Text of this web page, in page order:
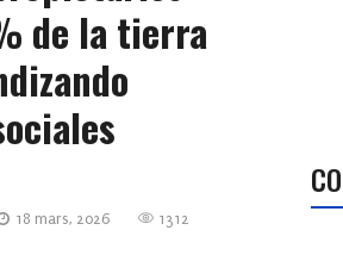
de la tierra
18 mars, 2026 1312